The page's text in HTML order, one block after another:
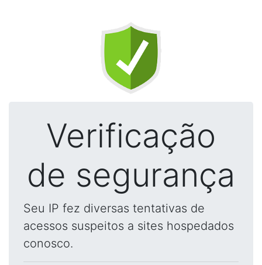
Verificação
de segurança
Seu IP fez diversas tentativas de
acessos suspeitos a sites hospedados
conosco.